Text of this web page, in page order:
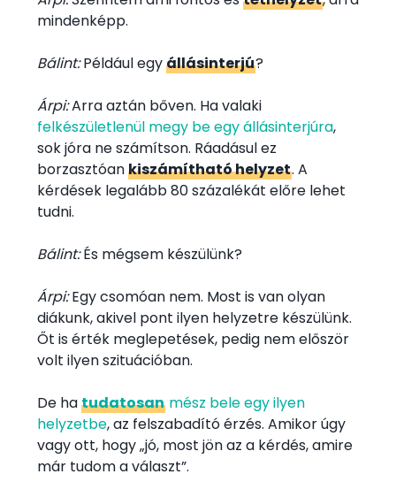
mindenképp.
Bálint:Például egyállásinterjú?
Árpi:Arra aztán bőven. Ha valaki
felkészületlenül megy be egy állásinterjúra,
sok jóra ne számítson. Ráadásul ez
borzasztóankiszámítható helyzet. A
kérdések legalább 80 százalékát előre lehet
tudni.
Bálint:És mégsem készülünk?
Árpi:Egy csomóan nem. Most is van olyan
diákunk, akivel pont ilyen helyzetre készülünk.
Őt is érték meglepetések, pedig nem először
volt ilyen szituációban.
De hatudatosanmész bele egy ilyen
helyzetbe, az felszabadító érzés. Amikor úgy
vagy ott, hogy „jó, most jön az a kérdés, amire
már tudom a választ”.